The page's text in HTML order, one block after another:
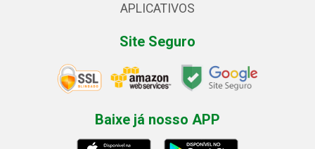
APLICATIVOS
Site Seguro
Baixe já nosso APP